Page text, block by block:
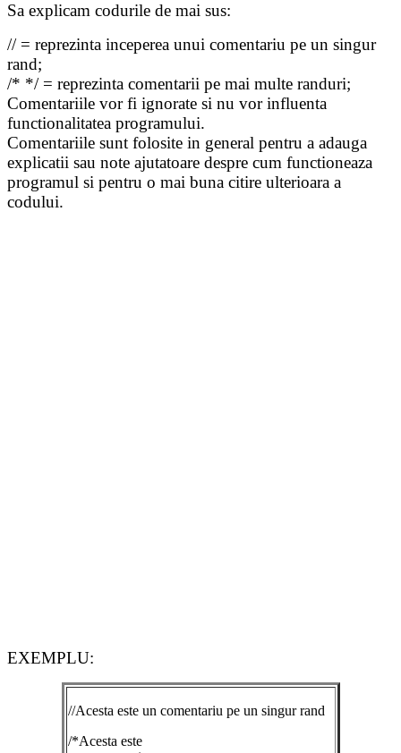
Sa explicam codurile de mai sus:
// = reprezinta inceperea unui comentariu pe un singur
rand;
/* */ = reprezinta comentarii pe mai multe randuri;
Comentariile vor fi ignorate si nu vor influenta
functionalitatea programului.
Comentariile sunt folosite in general pentru a adauga
explicatii sau note ajutatoare despre cum functioneaza
programul si pentru o mai buna citire ulterioara a
codului.
EXEMPLU:
//Acesta este un comentariu pe un singur rand
/*Acesta este